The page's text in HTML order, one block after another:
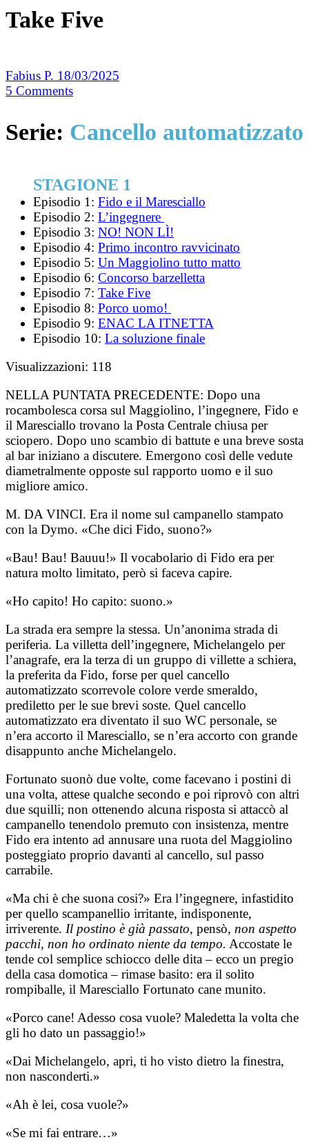
Take Five
Fabius P. 18/03/2025
5 Comments
Serie: Cancello automatizzato
STAGIONE 1
Episodio 1: Fido e il Maresciallo
Episodio 2: L’ingegnere
Episodio 3: NO! NON LÌ!
Episodio 4: Primo incontro ravvicinato
Episodio 5: Un Maggiolino tutto matto
Episodio 6: Concorso barzelletta
Episodio 7: Take Five
Episodio 8: Porco uomo!
Episodio 9: ENAC LA ITNETTA
Episodio 10: La soluzione finale
Visualizzazioni: 118
NELLA PUNTATA PRECEDENTE: Dopo una
rocambolesca corsa sul Maggiolino, l’ingegnere, Fido e
il Maresciallo trovano la Posta Centrale chiusa per
sciopero. Dopo uno scambio di battute e una breve sosta
al bar iniziano a discutere. Emergono così delle vedute
diametralmente opposte sul rapporto uomo e il suo
migliore amico.
M. DA VINCI. Era il nome sul campanello stampato
con la Dymo. «Che dici Fido, suono?»
«Bau! Bau! Bauuu!» Il vocabolario di Fido era per
natura molto limitato, però si faceva capire.
«Ho capito! Ho capito: suono.»
La strada era sempre la stessa. Un’anonima strada di
periferia. La villetta dell’ingegnere, Michelangelo per
l’anagrafe, era la terza di un gruppo di villette a schiera,
la preferita da Fido, forse per quel cancello
automatizzato scorrevole colore verde smeraldo,
prediletto per le sue brevi soste. Quel cancello
automatizzato era diventato il suo WC personale, se
n’era accorto il Maresciallo, se n’era accorto con grande
disappunto anche Michelangelo.
Fortunato suonò due volte, come facevano i postini di
una volta, attese qualche secondo e poi riprovò con altri
due squilli; non ottenendo alcuna risposta si attaccò al
campanello tenendolo premuto con insistenza, mentre
Fido era intento ad annusare una ruota del Maggiolino
posteggiato proprio davanti al cancello, sul passo
carrabile.
«Ma chi è che suona cosi?» Era l’ingegnere, infastidito
per quello scampanellio irritante, indisponente,
irriverente. Il postino è già passato, pensò, non aspetto
pacchi, non ho ordinato niente da tempo. Accostate le
tende col semplice schiocco delle dita – ecco un pregio
della casa domotica – rimase basito: era il solito
rompiballe, il Maresciallo Fortunato cane munito.
«Porco cane! Adesso cosa vuole? Maledetta la volta che
gli ho dato un passaggio!»
«Dai Michelangelo, apri, ti ho visto dietro la finestra,
non nasconderti.»
«Ah è lei, cosa vuole?»
«Se mi fai entrare…»